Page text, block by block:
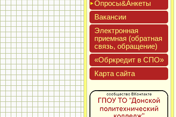
Опро­сы&Анке­ты
Вакан­сии
Элек­трон­ная
при­ем­ная (об­ратная
связь, об­ра­щение)
«Обркре­дит в СПО»
Кар­та сай­та